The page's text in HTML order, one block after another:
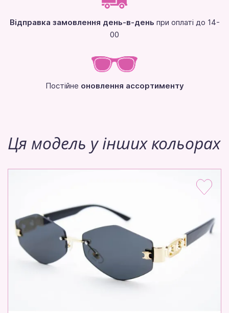
Відправка замовлення день-в-день при оплаті до 14-
00
Постійне оновлення ассортименту
Ця модель у інших кольорах